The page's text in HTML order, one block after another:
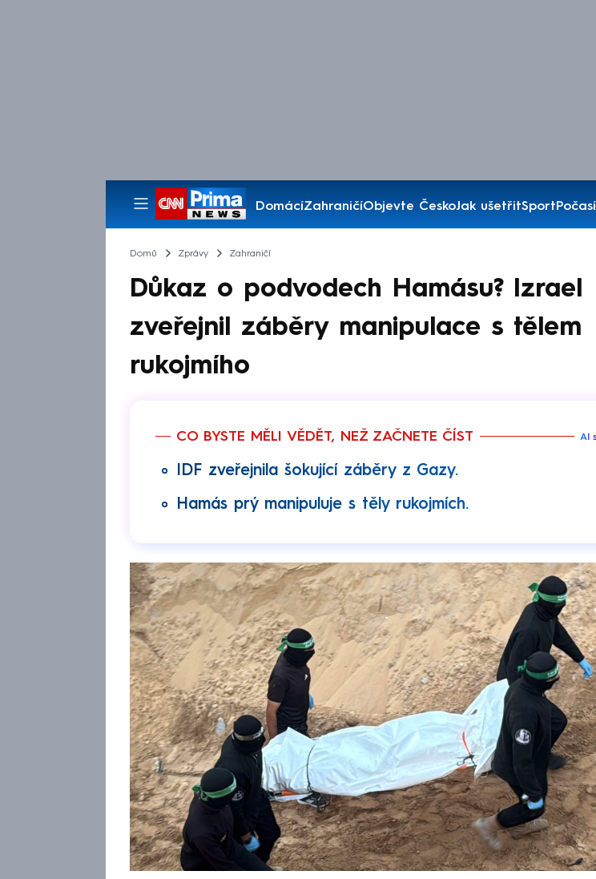
DomácíZahraničíObjevte ČeskoJak ušetřitSportPočasí
Pořady
Domů Zprávy Zahraničí
Důkaz o podvodech Hamásu? Izrael
zveřejnil záběry manipulace s tělem
rukojmího
CO BYSTE MĚLI VĚDĚT, NEŽ ZAČNETE ČÍST
IDF zveřejnila šokující záběry z Gazy.
Hamás prý manipuluje s těly rukojmích.